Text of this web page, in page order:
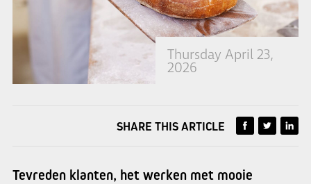
Thursday April 23,
2026
SHARE THIS ARTICLE
Tevreden klanten, het werken met mooie